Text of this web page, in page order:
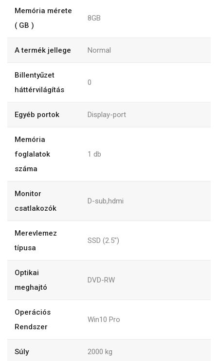
Memória mérete
( GB )
8GB
A termék jellege Normal
Billentyűzet
háttérvilágítás
0
Egyéb portok Display-port
Memória
foglalatok
száma
1 db
Monitor
csatlakozók
D-sub,hdmi
Merevlemez
típusa
SSD (2.5")
Optikai
meghajtó
DVD-RW
Operációs
Rendszer
Win10 Pro
Súly 2000 kg